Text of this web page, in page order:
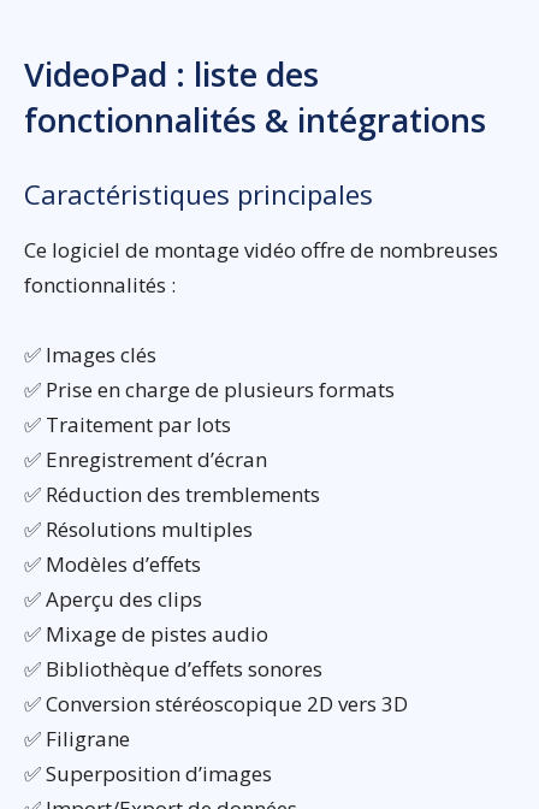
VideoPad : liste des
fonctionnalités & intégrations
Caractéristiques principales
Ce logiciel de montage vidéo offre de nombreuses
fonctionnalités :
✅ Images clés
✅ Prise en charge de plusieurs formats
✅ Traitement par lots
✅ Enregistrement d’écran
✅ Réduction des tremblements
✅ Résolutions multiples
✅ Modèles d’effets
✅ Aperçu des clips
✅ Mixage de pistes audio
✅ Bibliothèque d’effets sonores
✅ Conversion stéréoscopique 2D vers 3D
✅ Filigrane
✅ Superposition d’images